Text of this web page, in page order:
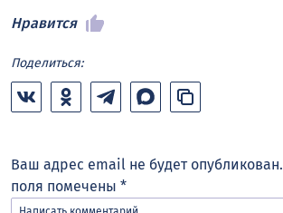
Нравится
Поделиться:
Ваш адрес email не будет опубликован.
поля помечены *